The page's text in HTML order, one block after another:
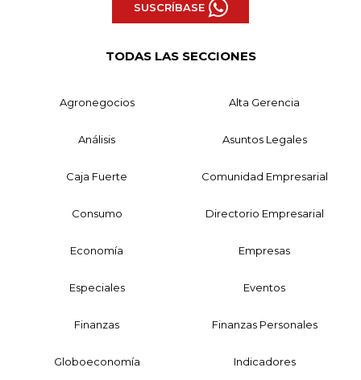
SUSCRÍBASE
TODAS LAS SECCIONES
Agronegocios Alta Gerencia
Análisis Asuntos Legales
Caja Fuerte Comunidad Empresarial
Consumo Directorio Empresarial
Economía Empresas
Especiales Eventos
Finanzas Finanzas Personales
Globoeconomía Indicadores